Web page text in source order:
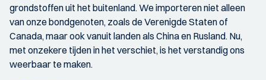
grondstoffen uit het buitenland. We importeren niet alleen
van onze bondgenoten, zoals de Verenigde Staten of
Canada, maar ook vanuit landen als China en Rusland. Nu,
met onzekere tijden in het verschiet, is het verstandig ons
weerbaar te maken.